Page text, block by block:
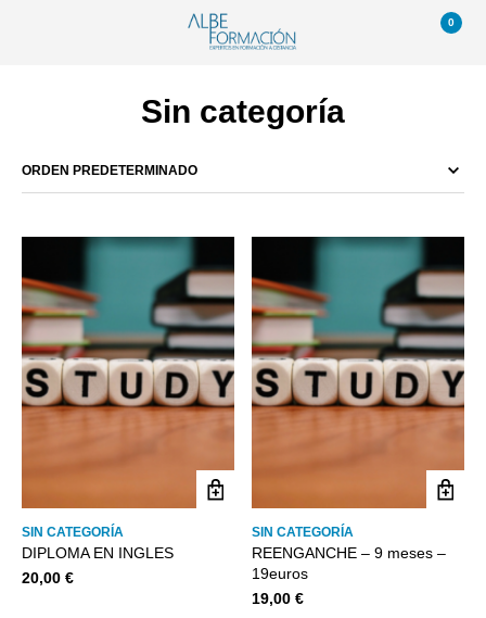
0
Sin categoría
SIN CATEGORÍA
DIPLOMA EN INGLES
20,00 €
SIN CATEGORÍA
REENGANCHE – 9 meses –
19euros
19,00€